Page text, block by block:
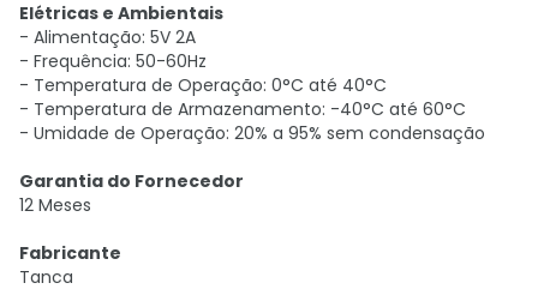
Elétricas e Ambientais
- Alimentação: 5V 2A
- Frequência: 50-60Hz
- Temperatura de Operação: 0°C até 40°C
- Temperatura de Armazenamento: -40°C até 60°C
- Umidade de Operação: 20% a 95% sem condensação
Garantia do Fornecedor
12 Meses
Fabricante
Tanca